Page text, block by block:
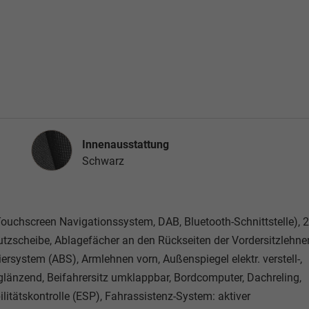
Innenausstattung
Innenausstattung
Schwarz
Navigationssystem, DAB, Bluetooth-Schnittstelle), 2
Ablagefächer an den Rückseiten der
(ABS), Armlehnen vorn, Außenspiegel elektr. verstell-,
Beifahrersitz umklappbar, Bordcomputer, Dachreling,
(ESP), Fahrassistenz-System: aktiver